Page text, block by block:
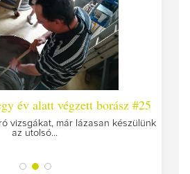
év alatt végzett borász #25
vizsgákat, már lázasan készülünk
az utolsó...